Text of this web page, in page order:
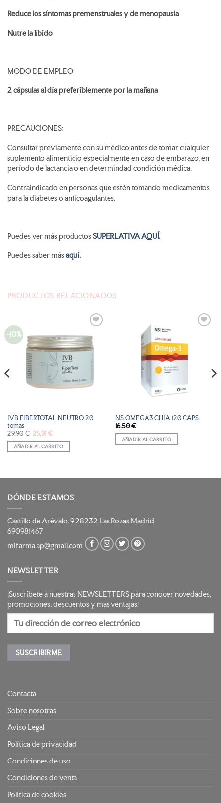
Reduce los síntomas premenstruales y de menopausia
Nutre la líbido
MODO DE EMPLEO:
2 cápsulas al día preferiblemente por la mañana
PRECAUCIONES:
Consultar previamente con su médico antes de tomar cualquier
suplemento alimenticio especialmente en caso de embarazo, en
período de lactancia o en determindad condición médica.
Contraindicado en personas que estén tomando medicamentos
para la diabetes o anticoagulantes.
Puedes ver más productosSUPERLATIVA AQUÍ.
Puedes saber másaquí.
PRODUCTOS RELACIONADOS
-10%
A LA
LISTA
DESEOS
IVB FIBERTOTAL NEUTRO 20
tomas
29,90€ El
precio
original
era:
29,90 €.
26,91€El
actual
es:
26,91 €.
AÑADIR AL CARRITO
NS OMEGA3 CHIA 120 CAPS
16,50€
AÑADIR AL CARRITO
DÓNDE ESTAMOS
Castillo de Arévalo, 9 28232 Las Rozas Madrid
690981467
mifarma.ap@gmail.com
NEWSLETTER
¡Suscríbete a nuestras NEWSLETTERS para conocer novedades,
promociones, descuentos y más ventajas!
Contacta
Sobre nosotras
Aviso Legal
Política de privacidad
Condiciones de uso
Condiciones de venta
Política de cookies